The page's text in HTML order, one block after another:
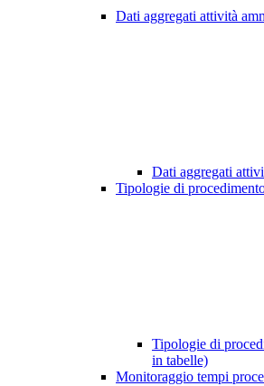
Dati aggregati attività
Dati aggregati
Tipologie di
Tipologie di
in tabelle)
Monitoraggio tempi